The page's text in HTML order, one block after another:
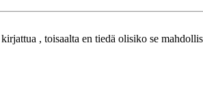
, toisaalta en tiedä olisiko se